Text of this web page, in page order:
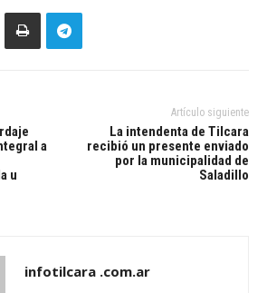
a
u
Artículo siguiente
La intendenta de Tilcara
recibió un presente enviado
por la municipalidad de
Saladillo
infotilcara .com.ar